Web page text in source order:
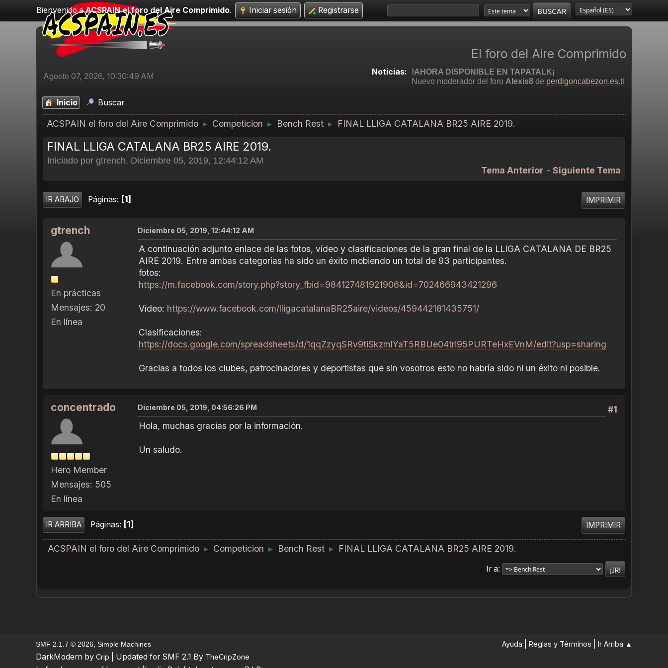
Bienvenido aACSPAIN el foro del Aire Comprimido. Iniciar sesión Registrarse
El foro del Aire Comprimido
Agosto 07, 2026, 10:30:49 AM Noticias:
!AHORA DISPONIBLE EN TAPATALK¡
Nuevo moderador del foro Alexis8 de perdigoncabezon.es.tl
Inicio Buscar
ACSPAIN el foro del Aire Comprimido ► Competicion ► Bench Rest ► FINAL LLIGA CATALANA BR25 AIRE 2019.
FINAL LLIGA CATALANA BR25 AIRE 2019.
Iniciado por gtrench, Diciembre 05, 2019, 12:44:12 AM
Tema Anterior - Siguiente Tema
IMPRIMIR
IR ABAJO Páginas 1
gtrench
En prácticas
Mensajes: 20
En línea
Diciembre 05, 2019, 12:44:12 AM
A continuación adjunto enlace de las fotos, vídeo y clasificaciones de la gran final de la LLIGA CATALANA DE BR25
AIRE 2019. Entre ambas categorías ha sido un éxito mobiendo un total de 93 participantes.
fotos:
https://m.facebook.com/story.php?story_fbid=984127481921906&id=702466943421296
Vídeo: https://www.facebook.com/lligacatalanaBR25aire/videos/459442181435751/
Clasificaciones:
https://docs.google.com/spreadsheets/d/1qqZzyqSRv9tiSkzmlYaT5RBUe04tri95PURTeHxEVnM/edit?usp=sharing
Gracias a todos los clubes, patrocinadores y deportistas que sin vosotros esto no habría sido ni un éxito ni posible.
concentrado
Hero Member
Mensajes: 505
En línea
#1
Diciembre 05, 2019, 04:56:26 PM
Hola, muchas gracias por la información.
Un saludo.
IMPRIMIR
IR ARRIBA Páginas 1
ACSPAIN el foro del Aire Comprimido ► Competicion ► Bench Rest ► FINAL LLIGA CATALANA BR25 AIRE 2019.
Ir a
Ayuda Reglas y Términos Ir Arriba ▲
SMF 2.1.7 © 2026, Simple Machines
DarkModern by Crip | Updated for SMF 2.1 By TheCripZone